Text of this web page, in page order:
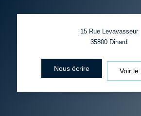
15 Rue Levavasseur
35800 Dinard
Nous écrire Voir le